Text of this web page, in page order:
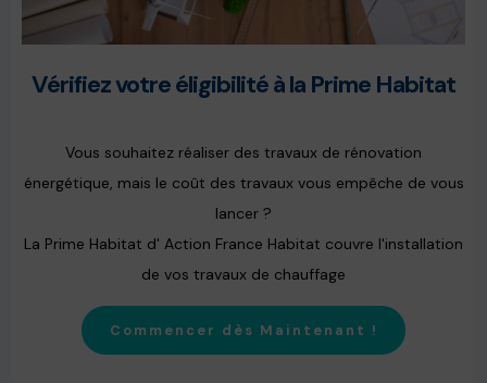
Vérifiez votre éligibilité à la Prime Habitat
Vous souhaitez réaliser des travaux de rénovation
énergétique, mais le coût des travaux vous empêche de vous
lancer ?
La Prime Habitat d' Action France Habitat couvre l'installation
de vos travaux de chauffage
Commencer dès Maintenant !